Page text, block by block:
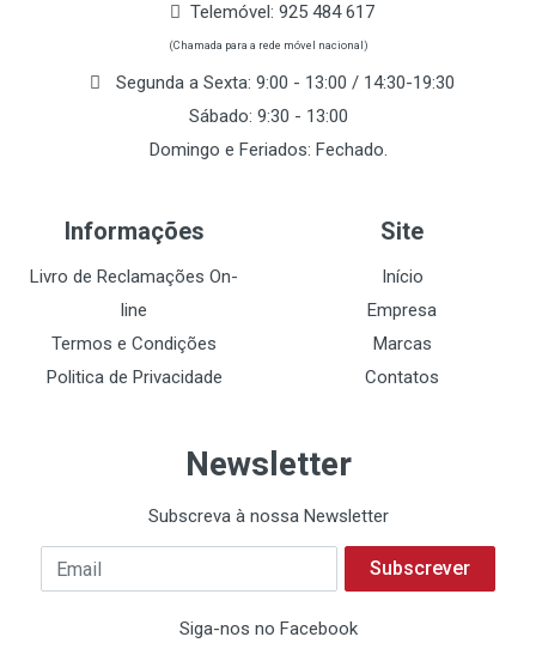
Telemóvel: 925 484 617
(Chamada para a rede móvel nacional)
Segunda a Sexta: 9:00 - 13:00 / 14:30-19:30
Sábado: 9:30 - 13:00
Domingo e Feriados: Fechado.
Informações
Livro de Reclamações On-
line
Termos e Condições
Politica de Privacidade
Site
Início
Empresa
Marcas
Contatos
Newsletter
Subscreva à nossa Newsletter
Subscrever
Siga-nos no Facebook